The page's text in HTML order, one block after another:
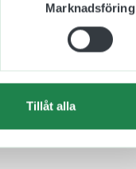
Marknadsföring
Tillåt alla